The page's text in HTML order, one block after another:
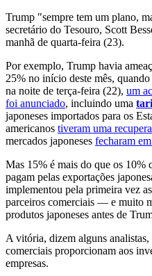
Trump "sempre tem um plano,
secretário do Tesouro, Scott
manhã de quarta-feira (23).
Por exemplo, Trump havia
25% no início deste mês,
na noite de terça-feira (22), um
foi anunciado, incluindo uma
japoneses importados para os
americanos tiveram uma
mercados japoneses fecharam
Mas 15% é mais do que os 10%
pagam pelas exportações
implementou pela primeira vez
parceiros comerciais — e muito
produtos japoneses antes de
A vitória, dizem alguns analistas,
comerciais proporcionam aos
empresas.